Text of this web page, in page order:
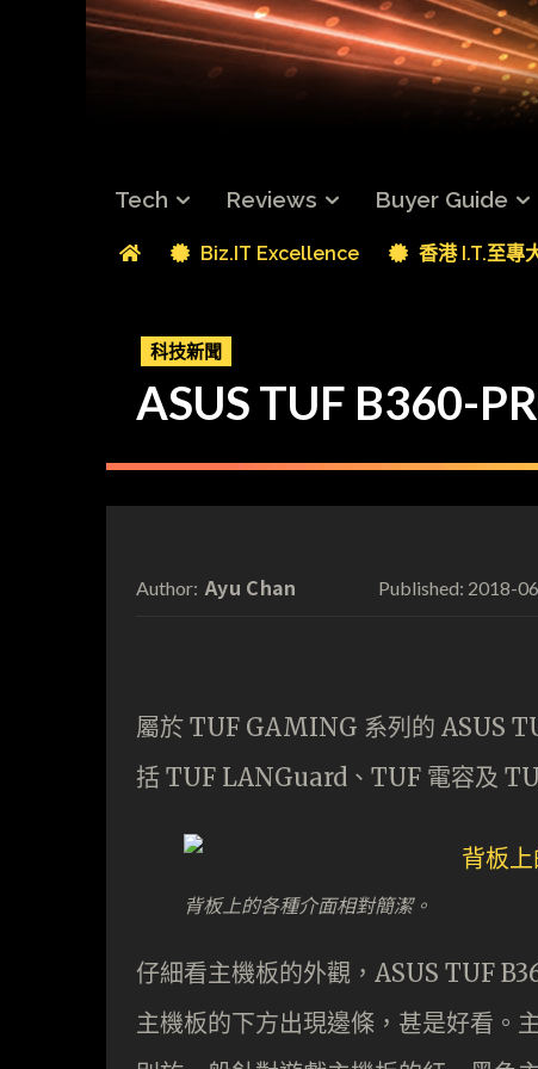
Tech Reviews Buyer Guide
Biz.IT Excellence 香港 I.T.至專
科技新聞
ASUS TUF B360-
Author: Ayu Chan Published: 2018-
屬於 TUF GAMING 系列的 ASUS
括 TUF LANGuard、TUF 電容及
背板上的各種介面相對簡潔。
仔細看主機板的外觀，ASUS TUF
主機板的下方出現邊條，甚是好看。